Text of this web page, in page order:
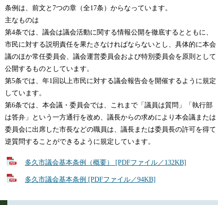
条例は、前文と7つの章（全17条）からなっています。
主なものは
第4条では、議会は議会活動に関する情報公開を徹底するとともに、
市民に対する説明責任を果たさなければならないとし、具体的に本会
議のほか常任委員会、議会運営委員会および特別委員会を原則として
公開するものとしています。
第5条では、年1回以上市民に対する議会報告会を開催するように規定
しています。
第6条では、本会議・委員会では、これまで「議員は質問」「執行部
は答弁」という一方通行を改め、議長からの求めにより本会議または
委員会に出席した市長などの職員は、議長または委員長の許可を得て
逆質問することができるように規定しています。
多久市議会基本条例（概要） [PDFファイル／132KB]
多久市議会基本条例 [PDFファイル／94KB]